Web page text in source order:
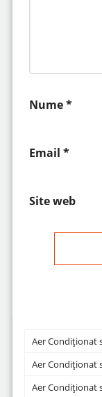
Nume*
Email *
Site web
Aer Condiționat
Aer Condiționat
Aer Condiționat